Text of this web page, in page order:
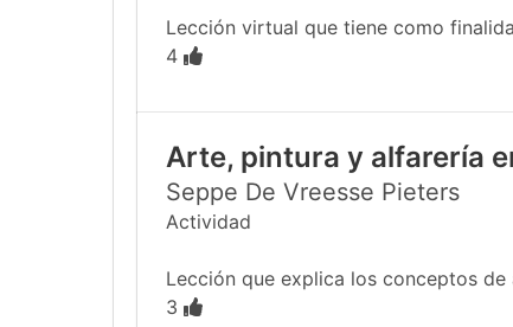
Lección virtual que tiene como
4
Arte, pintura y alfarería
Seppe De Vreesse Pieters
Actividad
Lección que explica los conceptos
3